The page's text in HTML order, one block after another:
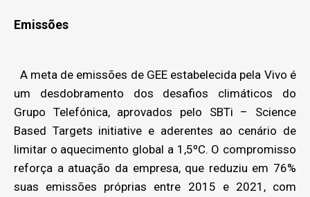
Emissões
A meta de emissões de GEE estabelecida pela Vivo é
um desdobramento dos desafios climáticos do
Grupo Telefónica, aprovados pelo SBTi – Science
Based Targets initiative e aderentes ao cenário de
limitar o aquecimento global a 1,5ºC. O compromisso
reforça a atuação da empresa, que reduziu em 76%
suas emissões próprias entre 2015 e 2021, com